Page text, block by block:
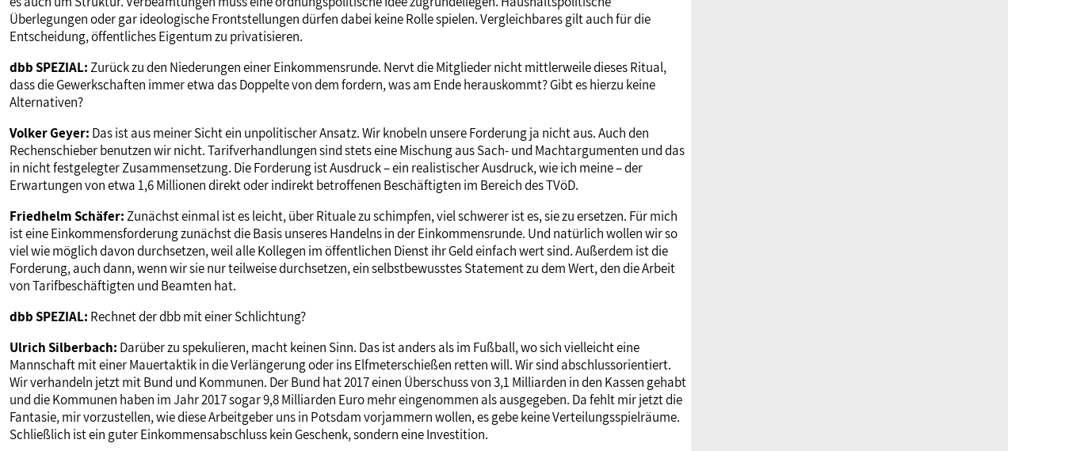
Überlegungen oder gar ideologische Frontstellungen dürfen dabei keine Rolle spielen. Vergleichbares gilt auch für die
Entscheidung, öffentliches Eigentum zu privatisieren.
dbb SPEZIAL:Zurück zu den Niederungen einer Einkommensrunde. Nervt die Mitglieder nicht mittlerweile dieses Ritual,
dass die Gewerkschaften immer etwa das Doppelte von dem fordern, was am Ende herauskommt? Gibt es hierzu keine
Alternativen?
Volker Geyer: Das ist aus meiner Sicht ein unpolitischer Ansatz. Wir knobeln unsere Forderung ja nicht aus. Auch den
Rechenschieber benutzen wir nicht. Tarifverhandlungen sind stets eine Mischung aus Sach- und Machtargumenten und das
in nicht festgelegter Zusammensetzung. Die Forderung ist Ausdruck – ein realistischer Ausdruck, wie ich meine – der
Erwartungen von etwa 1,6 Millionen direkt oder indirekt betroffenen Beschäftigten im Bereich des TVöD.
Friedhelm Schäfer:Zunächst einmal ist es leicht, über Rituale zu schimpfen, viel schwerer ist es, sie zu ersetzen. Für mich
ist eine Einkommensforderung zunächst die Basis unseres Handelns in der Einkommensrunde. Und natürlich wollen wir so
viel wie möglich davon durchsetzen, weil alle Kollegen im öffentlichen Dienst ihr Geld einfach wert sind. Außerdem ist die
Forderung, auch dann, wenn wir sie nur teilweise durchsetzen, ein selbstbewusstes Statement zu dem Wert, den die Arbeit
von Tarifbeschäftigten und Beamten hat.
dbb SPEZIAL: Rechnet der dbb mit einer Schlichtung?
Ulrich Silberbach: Darüber zu spekulieren, macht keinen Sinn. Das ist anders als im Fußball, wo sich vielleicht eine
Mannschaft mit einer Mauertaktik in die Verlängerung oder ins Elfmeterschießen retten will. Wir sind abschlussorientiert.
Wir verhandeln jetzt mit Bund und Kommunen. Der Bund hat 2017 einen Überschuss von 3,1 Milliarden in den Kassen gehabt
und die Kommunen haben im Jahr 2017 sogar 9,8 Milliarden Euro mehr eingenommen als ausgegeben. Da fehlt mir jetzt die
Fantasie, mir vorzustellen, wie diese Arbeitgeber uns in Potsdam vorjammern wollen, es gebe keine Verteilungsspielräume.
Schließlich ist ein guter Einkommensabschluss kein Geschenk, sondern eine Investition.